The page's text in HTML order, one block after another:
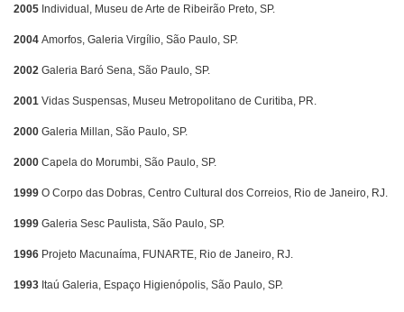
2005 Individual, Museu de Arte de Ribeirão Preto, SP.
2004 Amorfos, Galeria Virgílio, São Paulo, SP.
2002 Galeria Baró Sena, São Paulo, SP.
2001 Vidas Suspensas, Museu Metropolitano de Curitiba, PR.
2000 Galeria Millan, São Paulo, SP.
2000 Capela do Morumbi, São Paulo, SP.
1999 O Corpo das Dobras, Centro Cultural dos Correios, Rio de Janeiro, RJ.
1999 Galeria Sesc Paulista, São Paulo, SP.
1996 Projeto Macunaíma, FUNARTE, Rio de Janeiro, RJ.
1993 Itaú Galeria, Espaço Higienópolis, São Paulo, SP.